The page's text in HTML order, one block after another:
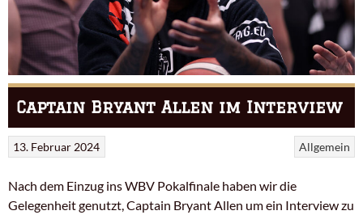
Captain Bryant Allen im Interview
Allgemein
13. Februar 2024
Nach dem Einzug ins WBV Pokalfinale haben wir die
Gelegenheit genutzt, Captain Bryant Allen um ein Interview zu